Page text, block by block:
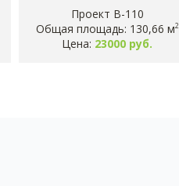
Проект B-110
Общая площадь: 130,66 м2
Цена: 23000 руб.